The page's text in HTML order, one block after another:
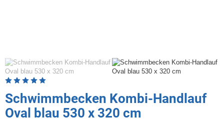
Artikelbewertung: 5 von 5 Sterne
Schwimmbecken Kombi-Handlauf
Oval blau 530 x 320 cm